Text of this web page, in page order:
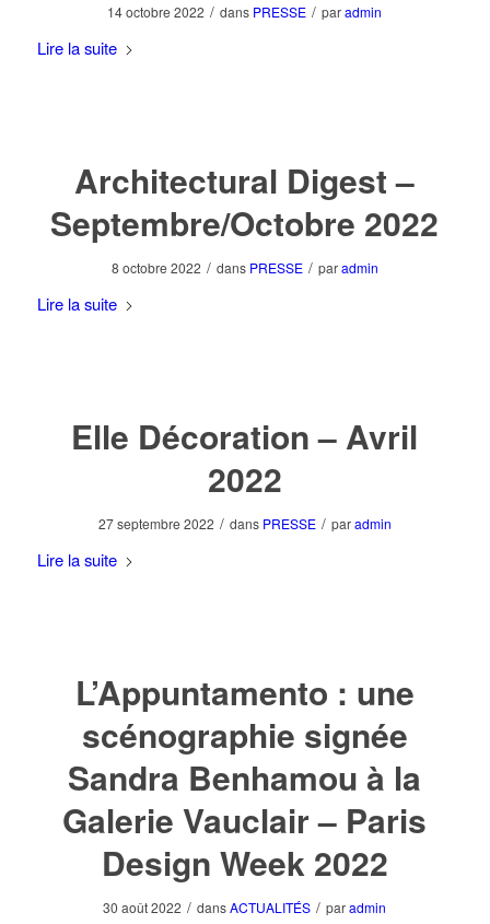
14 octobre 2022 / dans PRESSE / paradmin
Lire la suite
Architectural Digest –
Septembre/Octobre 2022
8 octobre 2022 / dans PRESSE / paradmin
Lire la suite
Elle Décoration – Avril
2022
27 septembre 2022 / dans PRESSE / paradmin
Lire la suite
L’Appuntamento : une
scénographie signée
Sandra Benhamou à la
Galerie Vauclair – Paris
Design Week 2022
30 août 2022 / dansACTUALITÉS / paradmin